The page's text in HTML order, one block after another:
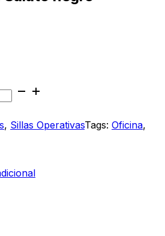
, Sillas OperativasTags: Oficina,